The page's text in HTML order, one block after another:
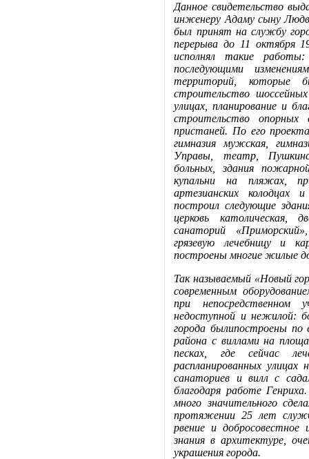
Данное свидетельство
инженеру Адаму сыну
был принят на службу
перерыва до 11 октября
исполнял такие
последующими
территорий, которые
строительство
улицах, планирование и
строительство опорных
пристаней. По его
гимназия мужская,
Управы, театр,
больных, здания
купальни на пляжах,
артезианских колодцах
построил следующие
церковь католическая,
санаторий
грязевую лечебницу и
построены многие жилые
Так называемый «Новый
современным
при непосредственном
недоступной и нежилой:
города былипостроены
района с виллами на
песках, где сейчас
распланированных улицах
санаториев и вилл с
благодаря работе
много значительного
протяжении 25 лет
рвение и добросовестное
знания в архитектуре,
украшения города.